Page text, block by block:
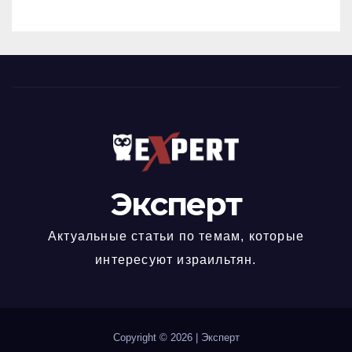
Эксперт
Актуальные статьи по темам, которые
интересуют израильтян.
Copyright © 2026 Эксперт